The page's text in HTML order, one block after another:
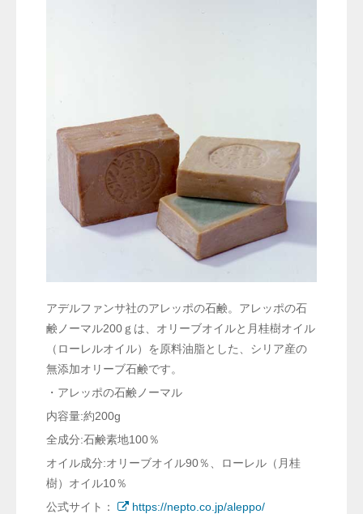
アデルファンサ社のアレッポの石鹸。アレッポの石
鹸ノーマル200ｇは、オリーブオイルと月桂樹オイル
（ローレルオイル）を原料油脂とした、シリア産の
無添加オリーブ石鹸です。
・アレッポの石鹸ノーマル
内容量:約200g
全成分:石鹸素地100％
オイル成分:オリーブオイル90％、ローレル（月桂
樹）オイル10％
公式サイト：
https://nepto.co.jp/aleppo/